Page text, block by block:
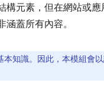
元素，但在網站或
蓋所有內容。
本知識。因此，本模組會